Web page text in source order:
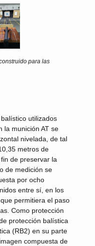
para las
utilizados
la munición AT se
nivelada, de tal
metros de
de preservar la
de medición se
por ocho
entre sí, en los
permitiera el paso
Como protección
protección balística
(RB2) en su parte
compuesta de